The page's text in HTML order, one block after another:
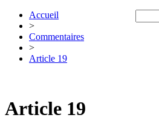
Accueil
>
Commentaires
>
Article 19
Article 19